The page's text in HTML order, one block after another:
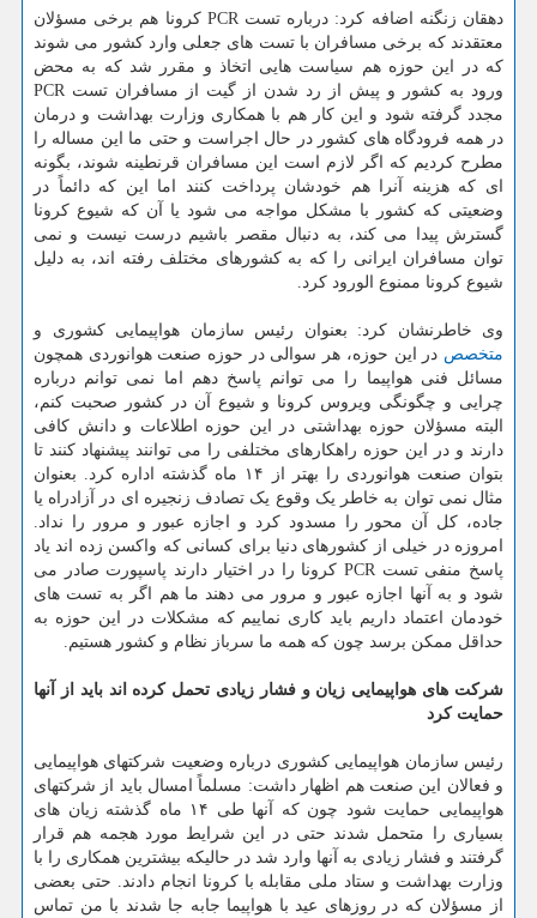
دهقان زنگنه اضافه کرد: درباره تست PCR کرونا هم برخی مسؤلان
معتقدند که برخی مسافران با تست های جعلی وارد کشور می شوند
که در این حوزه هم سیاست هایی اتخاذ و مقرر شد که به محض
ورود به کشور و پیش از رد شدن از گیت از مسافران تست PCR
مجدد گرفته شود و این کار هم با همکاری وزارت بهداشت و درمان
در همه فرودگاه های کشور در حال اجراست و حتی ما این مساله را
مطرح کردیم که اگر لازم است این مسافران قرنطینه شوند، بگونه
ای که هزینه آنرا هم خودشان پرداخت کنند اما این که دائماً در
وضعیتی که کشور با مشکل مواجه می شود یا آن که شیوع کرونا
گسترش پیدا می کند، به دنبال مقصر باشیم درست نیست و نمی
توان مسافران ایرانی را که به کشورهای مختلف رفته اند، به دلیل
شیوع کرونا ممنوع الورود کرد.
وی خاطرنشان کرد: بعنوان رئیس سازمان هواپیمایی کشوری و
متخصص در این حوزه، هر سوالی در حوزه صنعت هوانوردی همچون
مسائل فنی هواپیما را می توانم پاسخ دهم اما نمی توانم درباره
چرایی و چگونگی ویروس کرونا و شیوع آن در کشور صحبت کنم،
البته مسؤلان حوزه بهداشتی در این حوزه اطلاعات و دانش کافی
دارند و در این حوزه راهکارهای مختلفی را می توانند پیشنهاد کنند تا
بتوان صنعت هوانوردی را بهتر از ۱۴ ماه گذشته اداره کرد. بعنوان
مثال نمی توان به خاطر یک وقوع یک تصادف زنجیره ای در آزادراه یا
جاده، کل آن محور را مسدود کرد و اجازه عبور و مرور را نداد.
امروزه در خیلی از کشورهای دنیا برای کسانی که واکسن زده اند یاد
پاسخ منفی تست PCR کرونا را در اختیار دارند پاسپورت صادر می
شود و به آنها اجازه عبور و مرور می دهند ما هم اگر به تست های
خودمان اعتماد داریم باید کاری نماییم که مشکلات در این حوزه به
حداقل ممکن برسد چون که همه ما سرباز نظام و کشور هستیم.
شرکت های هواپیمایی زیان و فشار زیادی تحمل کرده اند باید از آنها
حمایت کرد
رئیس سازمان هواپیمایی کشوری درباره وضعیت شرکتهای هواپیمایی
و فعالان این صنعت هم اظهار داشت: مسلماً امسال باید از شرکتهای
هواپیمایی حمایت شود چون که آنها طی ۱۴ ماه گذشته زیان های
بسیاری را متحمل شدند حتی در این شرایط مورد هجمه هم قرار
گرفتند و فشار زیادی به آنها وارد شد در حالیکه بیشترین همکاری را با
وزارت بهداشت و ستاد ملی مقابله با کرونا انجام دادند. حتی بعضی
از مسؤلان که در روزهای عید با هواپیما جابه جا شدند با من تماس